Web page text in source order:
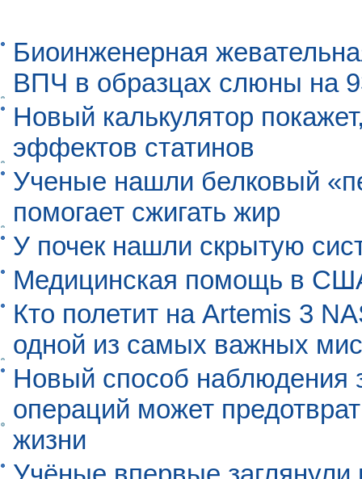
Биоинженерная
ВПЧ в образцах слюны на
Новый калькулятор
эффектов статинов
Ученые нашли белковый
помогает сжигать жир
У почек нашли скрытую
Медицинская помощь в
Кто полетит на Artemis 3
одной из самых важных
Новый способ наблюдения
операций может
жизни